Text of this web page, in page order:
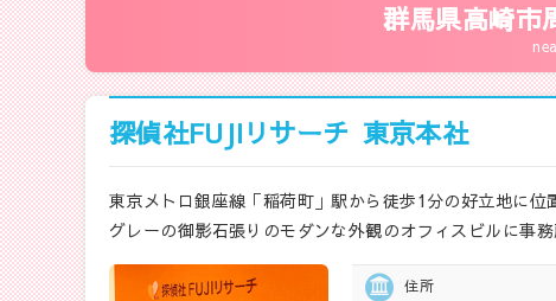
群馬県高崎市
探偵社FUJIリサーチ 東京本社
東京メトロ銀座線「稲荷町」駅から徒歩1分の好立地に位
グレーの御影石張りのモダンな外観のオフィスビルに事
住所